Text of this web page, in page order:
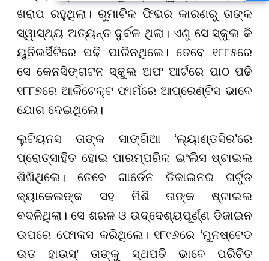
ଖରାପ ରହୁଥିଲା। ରୁମାଟିକ ଫିଭର କାରଣରୁ ତାଙ୍କ
ସ୍ୱାସ୍ଥ୍ୟ ଅତ୍ୟନ୍ତ ଦୁର୍ବଳ ଥିଲା। ଏଣୁ ସେ ସ୍କୁଲ କି
ୟୁନିଭର୍ସିଟିରେ ପଢି ପାରିନଥିଲେ। ତେବେ ୧୮୮୫ରେ
ସେ କେନସିଙ୍ଗଟନ ସ୍କୁଲ ଅଫ ଆର୍ଟରେ ପାଠ ପଢି
୧୮୮୭ରେ ଆର୍କିଟେକ୍ଟ ଫାର୍ମରେ ଆପ୍ରେଣ୍ଟିସ ଭାବେ
ଯୋଗ ଦେଇଥିଲେ।
ଲୁଟିୟନସ ତାଙ୍କ ସାଙ୍ଗିଆ ‘ଲ୍ୟାଣ୍ଡସିର’ରେ
ପ୍ରୋତ୍ସାହିତ ହୋଇ ପାରମ୍ପରିକ ଇଂଲିସ ଷ୍ଟାଇଲ
ଶିଖିଥିଲେ। ତେବେ ଗାର୍ଡେନ ଡିଜାଇନର ଗର୍ଟୁଡ
ଜ୍ୟାକେଲଙ୍କ ସହ ମିଶି ତାଙ୍କ ଷ୍ଟାଇଲ
ବଦଳିଥିଲା। ସେ ଶରଳ ଓ ଉଦ୍ଦେଶ୍ୟପୂର୍ଣ୍ଣ ଡିଜାଇନ
ଉପରେ ଫୋକସ କରିଥିଲେ। ୧୮୯୬ରେ ‘ମୁନଷ୍ଟେଡ
ଉଡ ହାଉସ୍’ ତାଙ୍କୁ ସ୍ଥପତି ଭାବେ ପରିଚିତ
ଶିକ୍ଷକ ; ୧୫ ଦିନରେ ପ୍ରକ୍ରିୟା
ସାରିବାକୁ ନିର୍ଦ୍ଦେଶ